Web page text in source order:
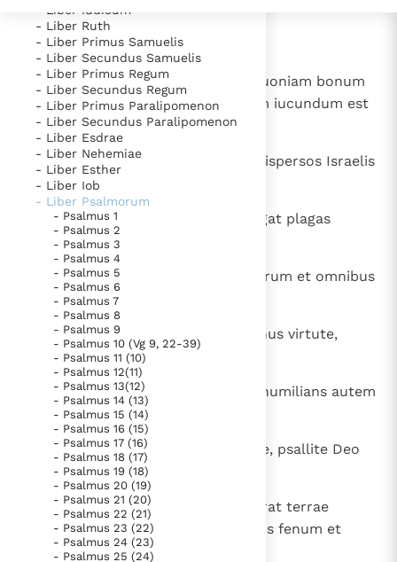
Lezen
Documenten
Bijbel
Thema’s
Berichten
Denzinger
Over ons
Nieuwsbrief
Nieuwste Documenten
5. Het gebed van de Kerk
In Christus wordt onze honger vervuld
Leer de kostbare parel van Gods koninkrijk te
herkennen
Gods Koninkrijk groeit stilletjes door liefde, niet door
dwang
De mystiek. De mystieke verschijnselen en de
heiligheid
Berichten
Het Vaticaan publiceert een nieuwe Latijnse uitgave
van het Romeins martyrologium
Vaticaanse financiële waakhond verliest autonomie
Paus spreekt het Wereldvoedselprogramma toe
Paus Leo XIV in Pavia: "De stad is zowel een gave als
een taak"
Paus in Pavia: St. Augustinus toont ons de noodzaak om
"naar het innerlijk" toe te keren.
RK Documenten stelt heel veel belangrijke
- Liber Iudicum
- Liber Ruth
- Liber Primus Samuelis
- Liber Secundus Samuelis
- Liber Primus Regum
- Liber Secundus Regum
- Liber Primus Paralipomenon
- Liber Secundus Paralipomenon
- Liber Esdrae
- Liber Nehemiae
- Liber Esther
- Liber Iob
- Liber Psalmorum
- Psalmus 1
- Psalmus 2
- Psalmus 3
- Psalmus 4
- Psalmus 5
- Psalmus 6
- Psalmus 7
- Psalmus 8
- Psalmus 9
- Psalmus 10 (Vg 9, 22-39)
- Psalmus 11 (10)
- Psalmus 12(11)
- Psalmus 13(12)
- Psalmus 14 (13)
- Psalmus 15 (14)
- Psalmus 16 (15)
- Psalmus 17 (16)
- Psalmus 18 (17)
- Psalmus 19 (18)
- Psalmus 20 (19)
- Psalmus 21 (20)
- Psalmus 22 (21)
- Psalmus 23 (22)
- Psalmus 24 (23)
- Psalmus 25 (24)
- Psalmus 147 (146, 1-11; 147)
ALLELUIA. Laudate Dominum, quoniam bonum
est psallere Deo nostro, quoniam iucundum est
celebrare laudem.
Aedificans Ierusalem Dominus, dispersos Israelis
congregabit.
Qui sanat contritos corde et alligat plagas
eorum;
qui numerat multitudinem stellarum et omnibus
eis nomina vocat.
Magnus Dominus noster et magnus virtute,
sapientiae eius non est numerus.
Sustentat mansuetos Dominus, humilians autem
peccatores usque ad terram.
Praecinite Domino in confessione, psallite Deo
nostro in cithara.
Qui operit caelum nubibus et parat terrae
pluviam. Qui producit in montibus fenum et
herbam servituti hominum.